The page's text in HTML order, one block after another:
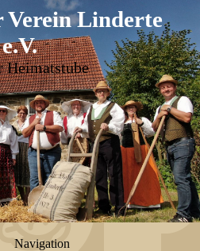
Verein Linderte
e.V.
Heimatstube
Navigation